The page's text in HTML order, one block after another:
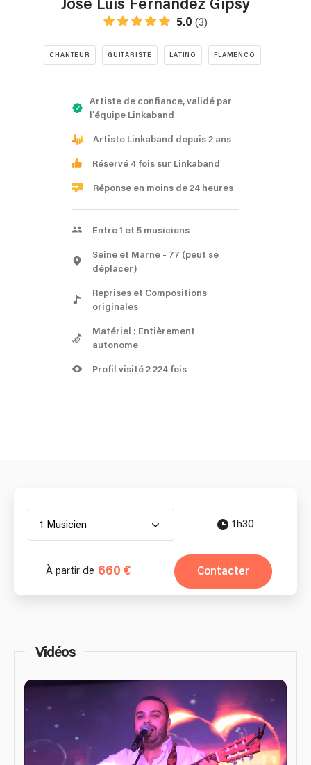
José Luis Fernandez Gipsy
5.0 (3)
CHANTEUR GUITARISTE LATINO FLAMENCO
Artiste de confiance, validé par
l'équipe Linkaband
Artiste Linkaband depuis 2 ans
Réservé 4 fois sur Linkaband
Réponse en moins de 24 heures
Entre 1 et 5 musiciens
Seine et Marne - 77 (peut se
déplacer)
Reprises et Compositions
originales
Matériel : Entièrement
autonome
Profil visité 2 224 fois
1 Musicien 1h30
À partir de 660 € Contacter
Vidéos